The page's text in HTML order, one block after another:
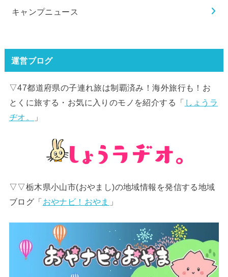
キャンプニュース
運営ブログ
▽47都道府県の子連れ旅は制覇済み！海外旅行も！お
とくに旅する・お気に入りのモノを紹介する「 しょうラ
ヂオ。
」
▽▽栃木県小山市(おやまし)の地域情報を発信する地域
ブログ「おやナビ！おやま 」